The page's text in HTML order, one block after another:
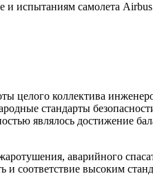
и испытаниям самолета
целого коллектива
стандарты
являлось достижение
аварийного
соответствие высоким